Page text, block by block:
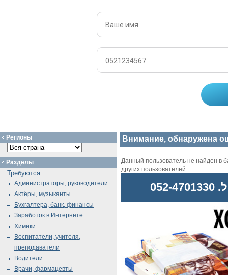
Внимание, обнаружена
Данный пользователь не найден в
других пользователей
Регионы
Разделы
Требуются
Администраторы, руководители
Актёры, музыканты
Бухгалтера, банк, финансы
Заработок в Интернете
Химики
Воспитатели, учителя,
преподаватели
Водители
Врачи, фармацевты